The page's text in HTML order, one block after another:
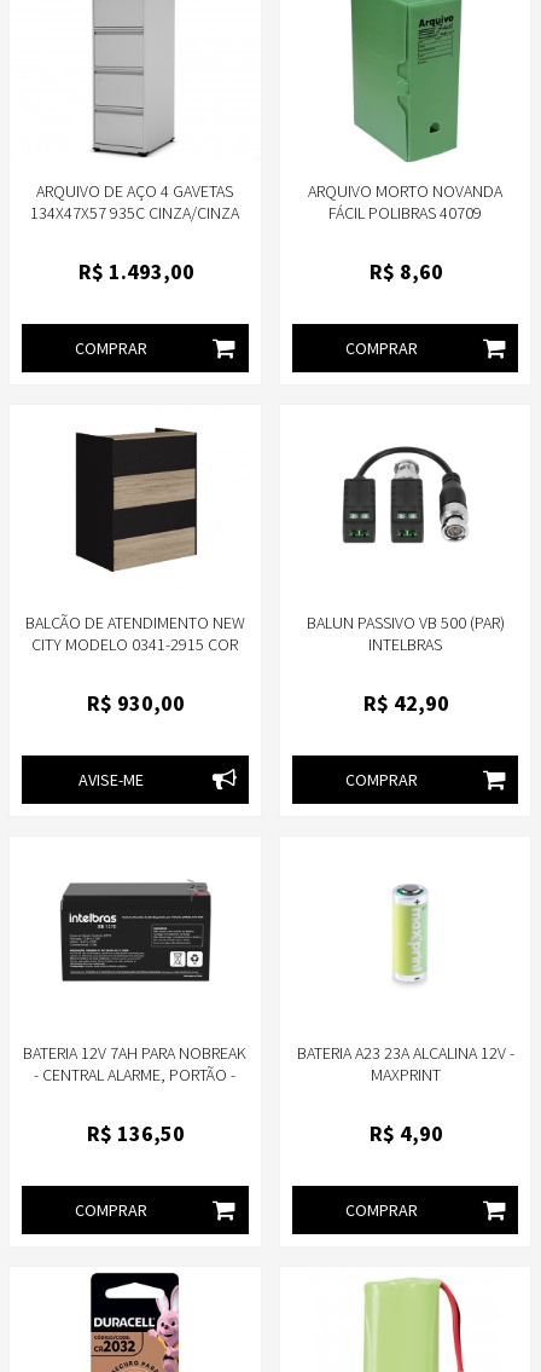
ARQUIVO DE AÇO 4 GAVETAS
134X47X57 935C CINZA/CINZA
R$ 1.493,00
COMPRAR
ARQUIVO MORTO NOVANDA
FÁCIL POLIBRAS 40709
R$ 8,60
COMPRAR
BALCÃO DE ATENDIMENTO NEW
CITY MODELO 0341-2915 COR
R$ 930,00
AVISE-ME
BALUN PASSIVO VB 500 (PAR)
INTELBRAS
R$ 42,90
COMPRAR
BATERIA 12V 7AH PARA NOBREAK
- CENTRAL ALARME, PORTÃO -
R$ 136,50
COMPRAR
BATERIA A23 23A ALCALINA 12V ­
MAXPRINT
R$ 4,90
COMPRAR